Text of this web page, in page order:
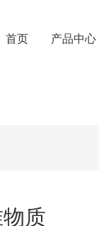
首页 产品中心
质